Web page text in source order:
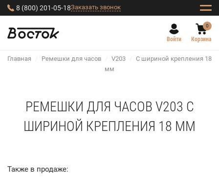
8 (800) 201-05-18Заказать звонок
Войти
0
Корзина
Главная / Ремешки для часов / V203 / С шириной крепления 18
мм
РЕМЕШКИ ДЛЯ ЧАСОВ V203 С
ШИРИНОЙ КРЕПЛЕНИЯ 18 ММ
Также в продаже: